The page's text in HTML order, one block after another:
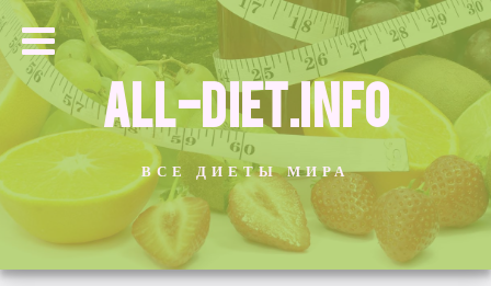
ALL-DIET.INFO
ВСЕ ДИЕТЫ МИРА